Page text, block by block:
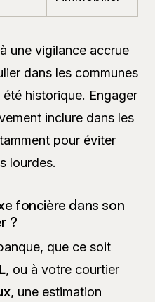
une vigilance accrue
dans les communes
historique. Engager
inclure dans les
pour éviter
lourdes.
foncière dans son
?
que ce soit
, ou à votre courtier
, une estimation